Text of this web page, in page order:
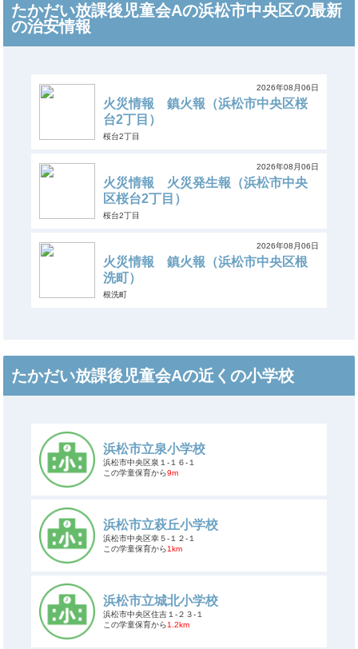
たかだい放課後児童会Aの浜松市中央区の最新
の治安情報
2026年08月06日
火災情報 鎮火報（浜松市中央区桜
台2丁目）
桜台2丁目
2026年08月06日
火災情報 火災発生報（浜松市中央
区桜台2丁目）
桜台2丁目
2026年08月06日
火災情報 鎮火報（浜松市中央区根
洗町）
根洗町
たかだい放課後児童会Aの近くの小学校
浜松市立泉小学校
浜松市中央区泉１-１６-１
この学童保育から9m
浜松市立萩丘小学校
浜松市中央区幸５-１２-１
この学童保育から1km
浜松市立城北小学校
浜松市中央区住吉１-２３-１
この学童保育から1.2km